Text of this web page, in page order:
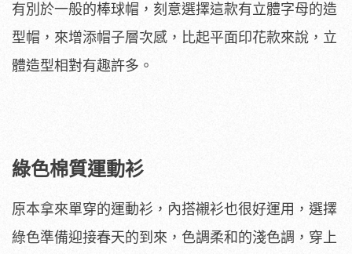
有別於一般的棒球帽，刻意選擇這款有立體字母的造
型帽，來增添帽子層次感，比起平面印花款來說，立
體造型相對有趣許多。
綠色棉質運動衫
原本拿來單穿的運動衫，內搭襯衫也很好運用，選擇
綠色準備迎接春天的到來，色調柔和的淺色調，穿上